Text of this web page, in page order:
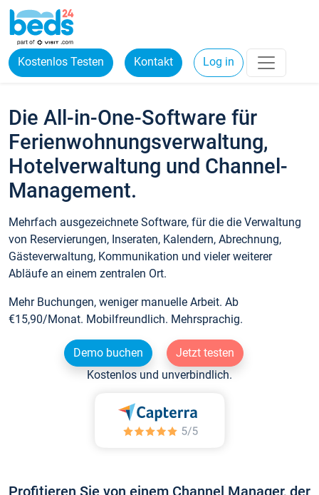
Kostenlos Testen Kontakt Log in
Die All-in-One-Software für
Ferienwohnungsverwaltung,
Hotelverwaltung und Channel-
Management.
Mehrfach ausgezeichnete Software, für die die Verwaltung
von Reservierungen, Inseraten, Kalendern, Abrechnung,
Gästeverwaltung, Kommunikation und vieler weiterer
Abläufe an einem zentralen Ort.
Mehr Buchungen, weniger manuelle Arbeit. Ab
€15,90/Monat. Mobilfreundlich. Mehrsprachig.
Demo buchen
Jetzt testen
Kostenlos und unverbindlich.
Profitieren Sie von einem Channel Manager, der